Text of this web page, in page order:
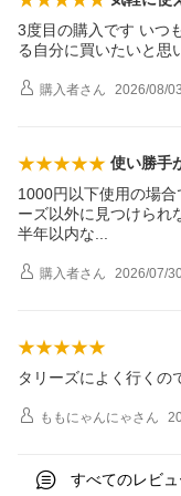
3度目の購入です いつ
る自分に買いたいと思
購入者さん 2026/08/03
使い勝手
1000円以下使用の場
ーズ以外に見つけられ
半年以内な
購入者さん 2026/07/
タリーズによく行くの
ももにゃんにゃさん
すべてのレビ